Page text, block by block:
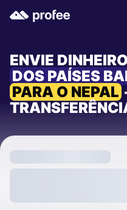
ENVIE DINHEIRO
DOS PAÍSES
PARA O NEPAL